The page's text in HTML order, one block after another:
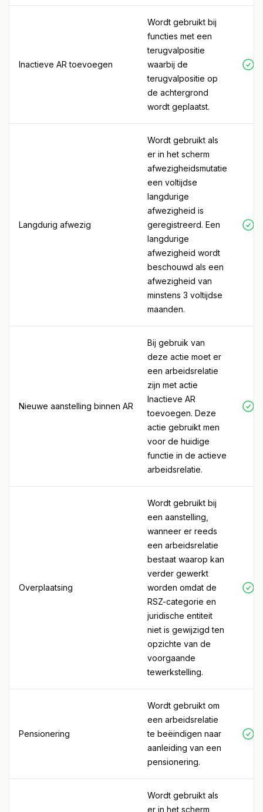
Inactieve AR toevoegen
Wordt gebruikt bij
functies met een
terugvalpositie
waarbij de
terugvalpositie op
de achtergrond
wordt geplaatst.
Langdurig afwezig
Wordt gebruikt als
er in het scherm
afwezigheidsmutatie
een voltijdse
langdurige
afwezigheid is
geregistreerd. Een
langdurige
afwezigheid wordt
beschouwd als een
afwezigheid van
minstens 3 voltijdse
maanden.
Nieuwe aanstelling binnen AR
Bij gebruik van
deze actie moet er
een arbeidsrelatie
zijn met actie
Inactieve AR
toevoegen. Deze
actie gebruikt men
voor de huidige
functie in de actieve
arbeidsrelatie.
Overplaatsing
Wordt gebruikt bij
een aanstelling,
wanneer er reeds
een arbeidsrelatie
bestaat waarop kan
verder gewerkt
worden omdat de
RSZ-categorie en
juridische entiteit
niet is gewijzigd ten
opzichte van de
voorgaande
tewerkstelling.
Pensionering
Wordt gebruikt om
een arbeidsrelatie
te beëindigen naar
aanleiding van een
pensionering.
Wordt gebruikt als
er in het scherm